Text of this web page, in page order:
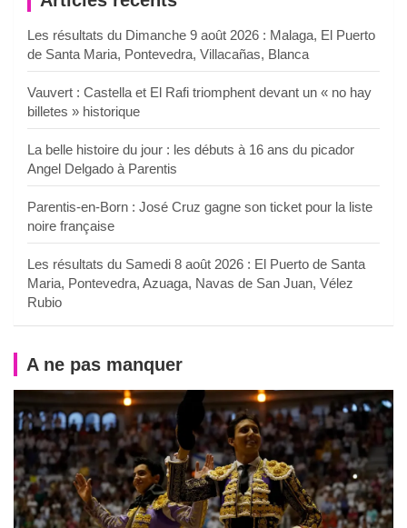
Les résultats du Dimanche 9 août 2026 : Malaga, El Puerto
de Santa Maria, Pontevedra, Villacañas, Blanca
Vauvert : Castella et El Rafi triomphent devant un « no hay
billetes » historique
La belle histoire du jour : les débuts à 16 ans du picador
Angel Delgado à Parentis
Parentis-en-Born : José Cruz gagne son ticket pour la liste
noire française
Les résultats du Samedi 8 août 2026 : El Puerto de Santa
Maria, Pontevedra, Azuaga, Navas de San Juan, Vélez
Rubio
A ne pas manquer